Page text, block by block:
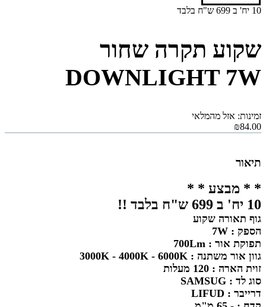
10 יח' ב 699 ש"ח בלבד
שקוע תקרה שחור
DOWNLIGHT 7W
זמינות: אזל מהמלאי
₪84.00
תיאור
* * מבצע * *
10 יח' ב 699 ש"ח בלבד !!
גוף תאורה שקוע
הספק : 7W
תפוקת אור : 700Lm
גוון אור משתנה : 3000K - 4000K - 6000K
זוית הארה : 120 מעלות
סוג לד : SAMSUG
דרייבר : LIFUD